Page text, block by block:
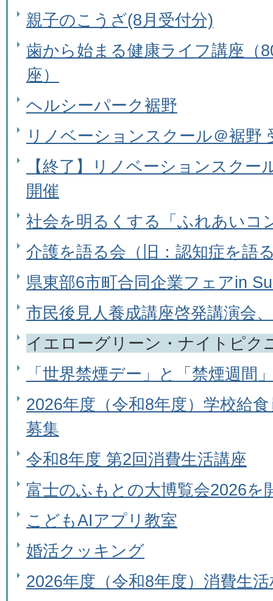
親子のこうざ(8月受付分)
歯から始まる健康ライフ講座（
座）
ヘルシーパーク裾野
リノベーションスクール＠裾野
【終了】リノベーションスクー
開催
社会を明るくする「ふれあいコ
介護を語る会（旧：認知症を語
県東部6市町合同企業フェアin
市民後見人養成講座啓発講演会
イエローグリーン・ナイトピク
「世界禁煙デー」と「禁煙週間
2026年度（令和8年度）学校給
募集
令和8年度 第2回消費生活講座
富士のふもとの大博覧会2026を
こどもAIアプリ教室
婚活クッキング
2026年度（令和8年度）消費生